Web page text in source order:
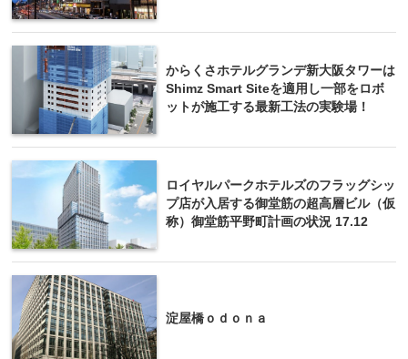
からくさホテルグランデ新大阪タワーは
Shimz Smart Siteを適用し一部をロボ
ットが施工する最新工法の実験場！
ロイヤルパークホテルズのフラッグシッ
プ店が入居する御堂筋の超高層ビル（仮
称）御堂筋平野町計画の状況 17.12
淀屋橋ｏｄｏｎａ